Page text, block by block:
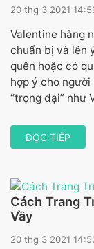
20 thg 3 2021
Valentine hàng
chuẩn bị và lên
quên hoặc có
hợp ý cho
“trọng đại” như
ĐỌC TIẾP
Cách Trang
Vầy
20 thg 3 2021